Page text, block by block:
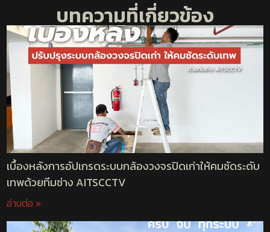
บทความที่เกี่ยวข้อง
เบื้องหลังการอัปเกรดระบบกล้องวงจรปิดเก่าให้คมชัดระดับ
เทพด้วยทีมช่าง AITSCCTV
อ่านต่อ »